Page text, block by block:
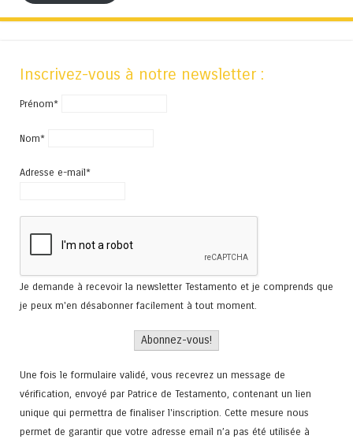
Inscrivez-vous à notre newsletter :
Prénom*
Nom*
Adresse e-mail*
Je demande à recevoir la newsletter Testamento et je comprends que
je peux m'en désabonner facilement à tout moment.
Une fois le formulaire validé, vous recevrez un message de
vérification, envoyé par Patrice de Testamento, contenant un lien
unique qui permettra de finaliser l'inscription. Cette mesure nous
permet de garantir que votre adresse email n’a pas été utilisée à